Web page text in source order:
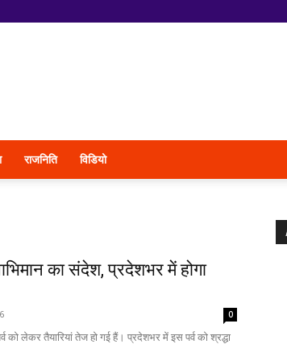
राजनिति विडियो
का संदेश, प्रदेशभर में होगा
0
को लेकर तैयारियां तेज हो गई हैं। प्रदेशभर में इस पर्व को श्रद्धा